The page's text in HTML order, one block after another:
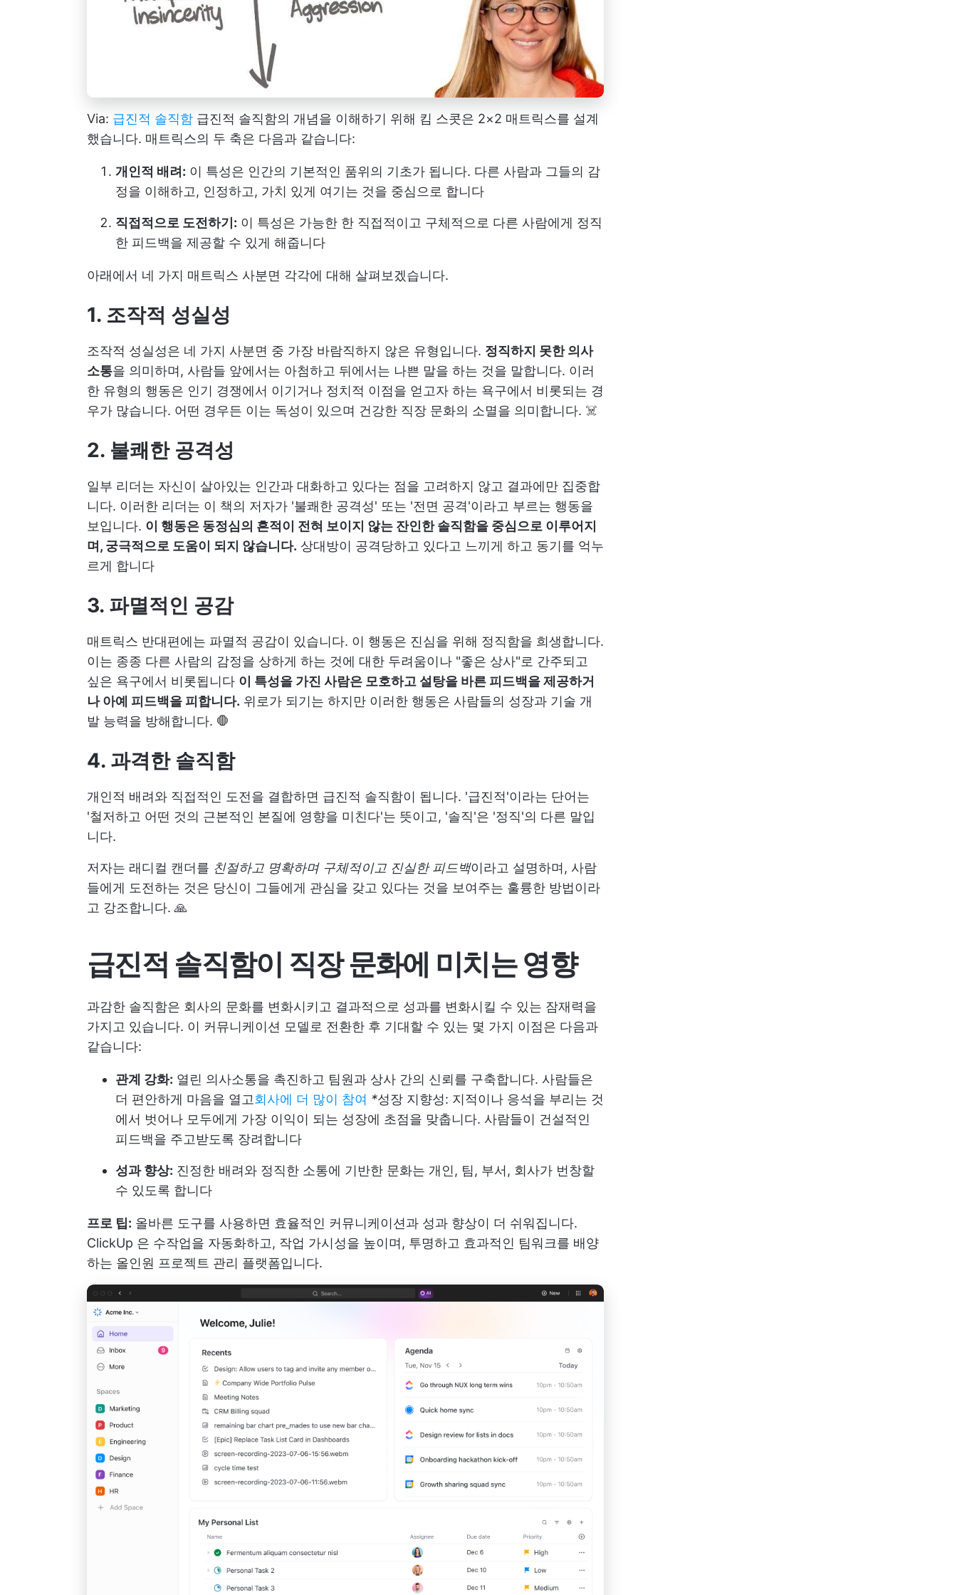
Via: 급진적 솔직함 급진적 솔직함의 개념을 이해하기 위해 킴 스콧은 2×2 매트릭스를 설계
했습니다. 매트릭스의 두 축은 다음과 같습니다:
개인적 배려: 이 특성은 인간의 기본적인 품위의 기초가 됩니다. 다른 사람과 그들의 감
정을 이해하고, 인정하고, 가치 있게 여기는 것을 중심으로 합니다
직접적으로 도전하기: 이 특성은 가능한 한 직접적이고 구체적으로 다른 사람에게 정직
한 피드백을 제공할 수 있게 해줍니다
아래에서 네 가지 매트릭스 사분면 각각에 대해 살펴보겠습니다.
1. 조작적 성실성
조작적 성실성은 네 가지 사분면 중 가장 바람직하지 않은 유형입니다. 정직하지 못한 의사
소통을 의미하며, 사람들 앞에서는 아첨하고 뒤에서는 나쁜 말을 하는 것을 말합니다. 이러
한 유형의 행동은 인기 경쟁에서 이기거나 정치적 이점을 얻고자 하는 욕구에서 비롯되는 경
우가 많습니다. 어떤 경우든 이는 독성이 있으며 건강한 직장 문화의 소멸을 의미합니다. ☠️
2. 불쾌한 공격성
일부 리더는 자신이 살아있는 인간과 대화하고 있다는 점을 고려하지 않고 결과에만 집중합
니다. 이러한 리더는 이 책의 저자가 '불쾌한 공격성' 또는 '전면 공격'이라고 부르는 행동을
보입니다. 이 행동은 동정심의 흔적이 전혀 보이지 않는 잔인한 솔직함을 중심으로 이루어지
며, 궁극적으로 도움이 되지 않습니다. 상대방이 공격당하고 있다고 느끼게 하고 동기를 억누
르게 합니다
3. 파멸적인 공감
매트릭스 반대편에는 파멸적 공감이 있습니다. 이 행동은 진심을 위해 정직함을 희생합니다.
이는 종종 다른 사람의 감정을 상하게 하는 것에 대한 두려움이나 "좋은 상사"로 간주되고
싶은 욕구에서 비롯됩니다 이 특성을 가진 사람은 모호하고 설탕을 바른 피드백을 제공하거
나 아예 피드백을 피합니다. 위로가 되기는 하지만 이러한 행동은 사람들의 성장과 기술 개
발 능력을 방해합니다. 🛑
4. 과격한 솔직함
개인적 배려와 직접적인 도전을 결합하면 급진적 솔직함이 됩니다. '급진적'이라는 단어는
'철저하고 어떤 것의 근본적인 본질에 영향을 미친다'는 뜻이고, '솔직'은 '정직'의 다른 말입
니다.
저자는 래디컬 캔더를 친절하고 명확하며 구체적이고 진실한 피드백이라고 설명하며, 사람
들에게 도전하는 것은 당신이 그들에게 관심을 갖고 있다는 것을 보여주는 훌륭한 방법이라
고 강조합니다. 🙏
급진적 솔직함이 직장 문화에 미치는 영향
과감한 솔직함은 회사의 문화를 변화시키고 결과적으로 성과를 변화시킬 수 있는 잠재력을
가지고 있습니다. 이 커뮤니케이션 모델로 전환한 후 기대할 수 있는 몇 가지 이점은 다음과
같습니다:
관계 강화: 열린 의사소통을 촉진하고 팀원과 상사 간의 신뢰를 구축합니다. 사람들은
더 편안하게 마음을 열고회사에 더 많이 참여 *성장 지향성: 지적이나 응석을 부리는 것
에서 벗어나 모두에게 가장 이익이 되는 성장에 초점을 맞춥니다. 사람들이 건설적인
피드백을 주고받도록 장려합니다
성과 향상: 진정한 배려와 정직한 소통에 기반한 문화는 개인, 팀, 부서, 회사가 번창할
수 있도록 합니다
프로 팁: 올바른 도구를 사용하면 효율적인 커뮤니케이션과 성과 향상이 더 쉬워집니다.
ClickUp 은 수작업을 자동화하고, 작업 가시성을 높이며, 투명하고 효과적인 팀워크를 배양
하는 올인원 프로젝트 관리 플랫폼입니다.